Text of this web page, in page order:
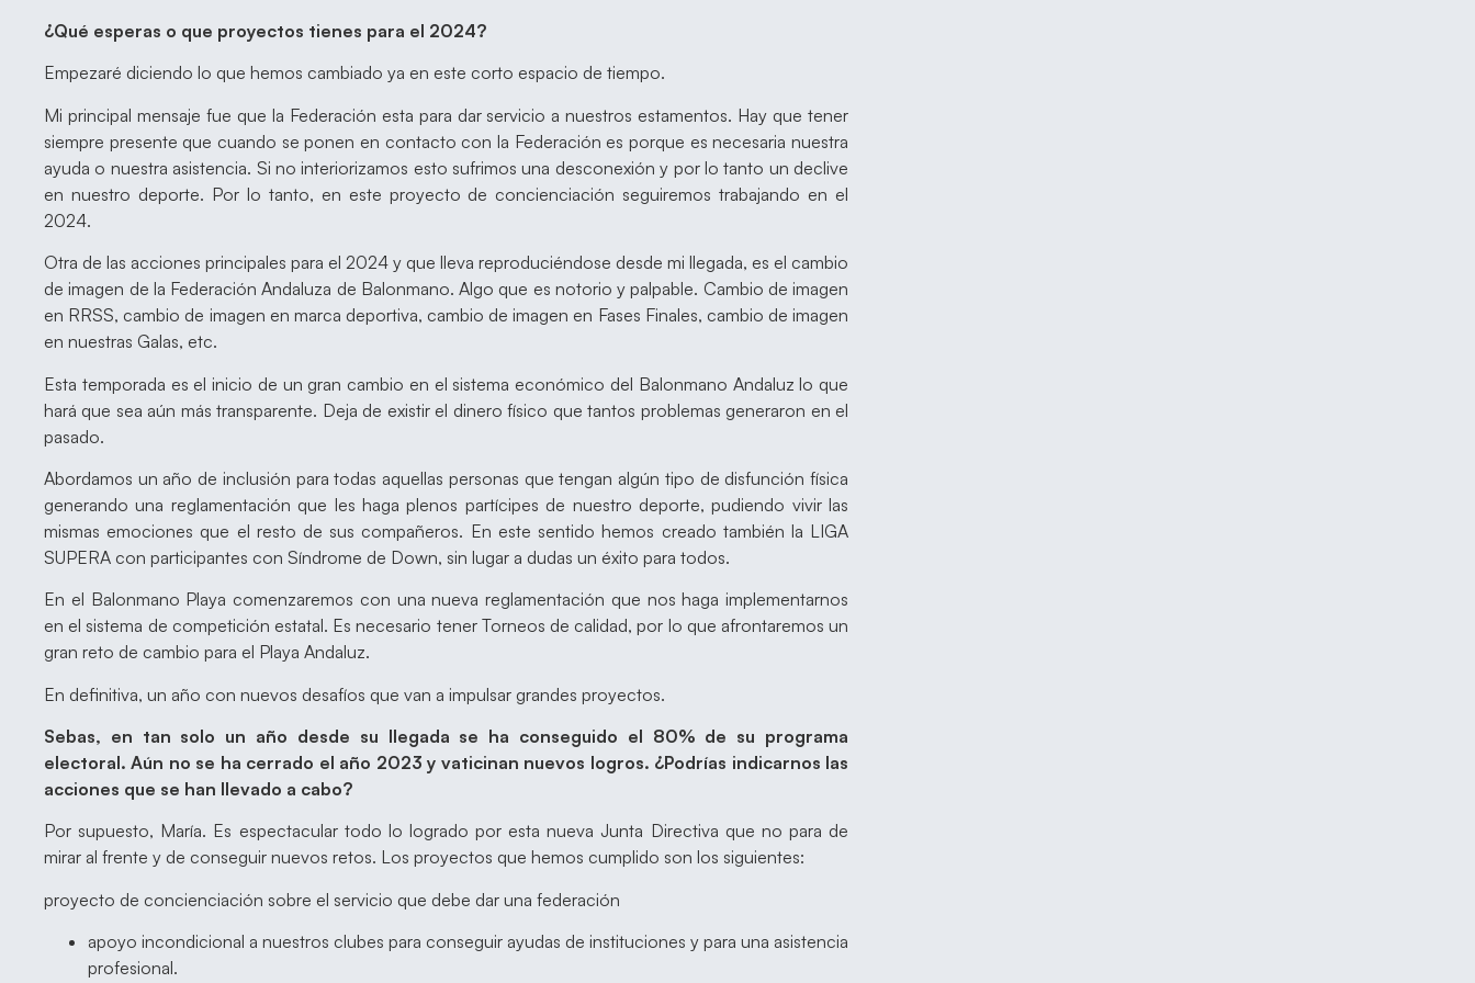
¿Qué esperas o que proyectos tienes para el 2024?
Empezaré diciendo lo que hemos cambiado ya en este corto espacio de tiempo.
Mi principal mensaje fue que la Federación esta para dar servicio a nuestros estamentos. Hay que tener
siempre presente que cuando se ponen en contacto con la Federación es porque es necesaria nuestra
ayuda o nuestra asistencia. Si no interiorizamos esto sufrimos una desconexión y por lo tanto un declive
en nuestro deporte. Por lo tanto, en este proyecto de concienciación seguiremos trabajando en el
2024.
Otra de las acciones principales para el 2024 y que lleva reproduciéndose desde mi llegada, es el cambio
de imagen de la Federación Andaluza de Balonmano. Algo que es notorio y palpable. Cambio de imagen
en RRSS, cambio de imagen en marca deportiva, cambio de imagen en Fases Finales, cambio de imagen
en nuestras Galas, etc.
Esta temporada es el inicio de un gran cambio en el sistema económico del Balonmano Andaluz lo que
hará que sea aún más transparente. Deja de existir el dinero físico que tantos problemas generaron en el
pasado.
Abordamos un año de inclusión para todas aquellas personas que tengan algún tipo de disfunción física
generando una reglamentación que les haga plenos partícipes de nuestro deporte, pudiendo vivir las
mismas emociones que el resto de sus compañeros. En este sentido hemos creado también la LIGA
SUPERA con participantes con Síndrome de Down, sin lugar a dudas un éxito para todos.
En el Balonmano Playa comenzaremos con una nueva reglamentación que nos haga implementarnos
en el sistema de competición estatal. Es necesario tener Torneos de calidad, por lo que afrontaremos un
gran reto de cambio para el Playa Andaluz.
En definitiva, un año con nuevos desafíos que van a impulsar grandes proyectos.
Sebas, en tan solo un año desde su llegada se ha conseguido el 80% de su programa
electoral. Aún no se ha cerrado el año 2023 y vaticinan nuevos logros. ¿Podrías indicarnos las
acciones que se han llevado a cabo?
Por supuesto, María. Es espectacular todo lo logrado por esta nueva Junta Directiva que no para de
mirar al frente y de conseguir nuevos retos. Los proyectos que hemos cumplido son los siguientes:
proyecto de concienciación sobre el servicio que debe dar una federación
apoyo incondicional a nuestros clubes para conseguir ayudas de instituciones y para una asistencia
profesional.